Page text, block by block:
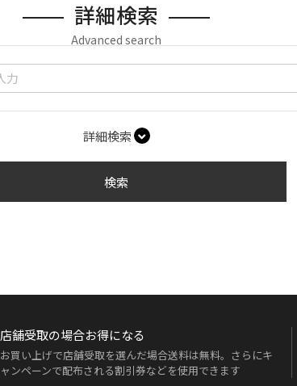
詳細検索
Advanced search
詳細検索
検索
店舗受取の場合お得になる
お買い上げで店舗受取を選んだ場合送料は無料。さらにキ
ャンペーンで配布される割引券などを使用できます